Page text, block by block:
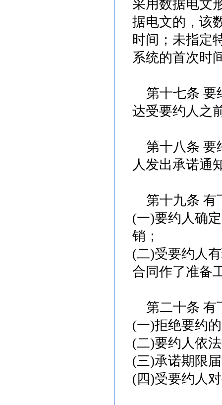
采用数据电文
据电文的，该
时间；未指定
系统的首次时
第十七条 要
达受要约人之
第十八条 要
人发出承诺通
第十九条 有
(一)要约人确
销；
(二)受要约人
合同作了准备
第二十条 有
(一)拒绝要约
(二)要约人依
(三)承诺期限
(四)受要约人